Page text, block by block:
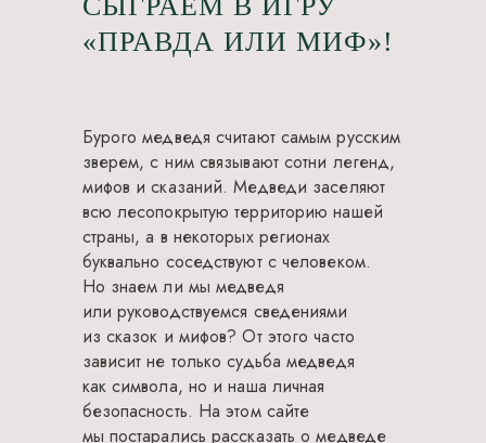
«ПРАВДА ИЛИ МИФ»!
Бурого медведя считают самым русским
зверем, с ним связывают сотни легенд,
мифов и сказаний. Медведи заселяют
всю лесопокрытую территорию нашей
страны, а в некоторых регионах
буквально соседствуют с человеком.
Но знаем ли мы медведя
или руководствуемся сведениями
из сказок и мифов? От этого часто
зависит не только судьба медведя
как символа, но и наша личная
безопасность. На этом сайте
мы постарались рассказать о медведе